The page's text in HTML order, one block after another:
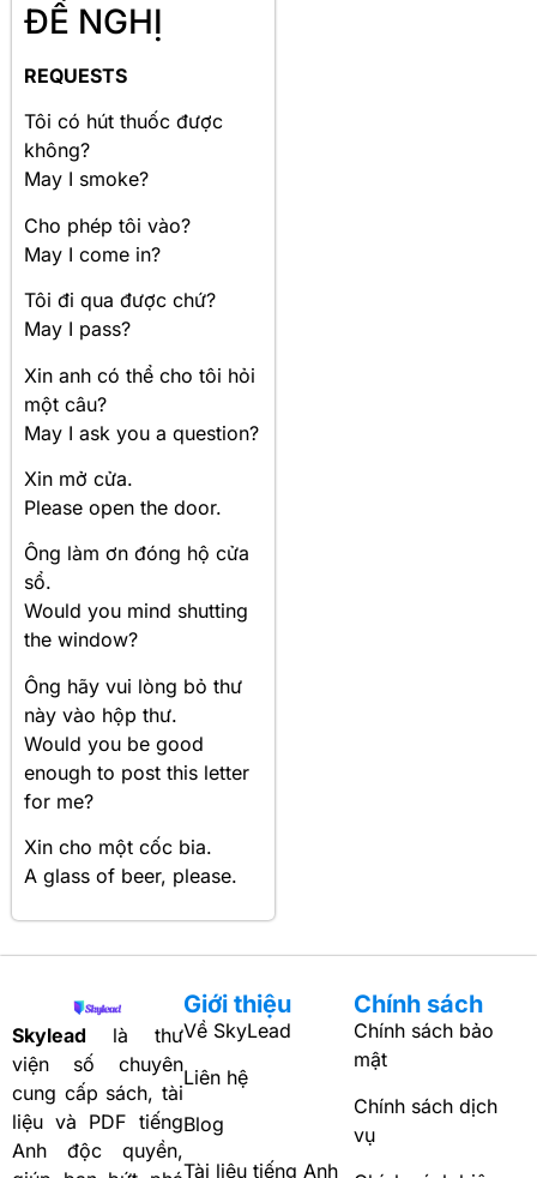
ĐỀ NGHỊ
REQUESTS
Tôi có hút thuốc được
không?
May I smoke?
Cho phép tôi vào?
May I come in?
Tôi đi qua được chứ?
May I pass?
Xin anh có thể cho tôi hỏi
một câu?
May I ask you a question?
Xin mở cửa.
Please open the door.
Ông làm ơn đóng hộ cửa
sổ.
Would you mind shutting
the window?
Ông hãy vui lòng bỏ thư
này vào hộp thư.
Would you be good
enough to post this letter
for me?
Xin cho một cốc bia.
A glass of beer, please.
Skylead là thư
viện số chuyên
cung cấp sách, tài
liệu và PDF tiếng
Anh độc quyền,
Giới thiệu
Về SkyLead
Liên hệ
Blog
Tài liệu tiếng Anh
Chính sách
Chính sách bảo
mật
Chính sách dịch
vụ